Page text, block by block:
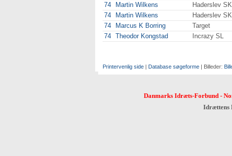
74
Martin Wilkens Haderslev SK
74
Martin Wilkens Haderslev SK
74
Marcus K Borring Target
74 Theodor Kongstad Incrazy SL
Printervenlig side | Database søgeforme | Billeder:
Danmarks Idræts-Forbund-
Idrættens